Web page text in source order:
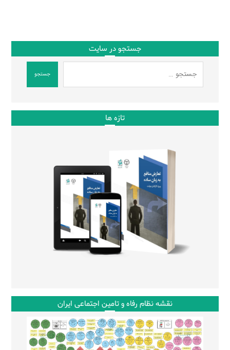
جستجو در سایت
جستجو
تازه ها
نقشه نظام رفاه و تامین اجتماعی ایران